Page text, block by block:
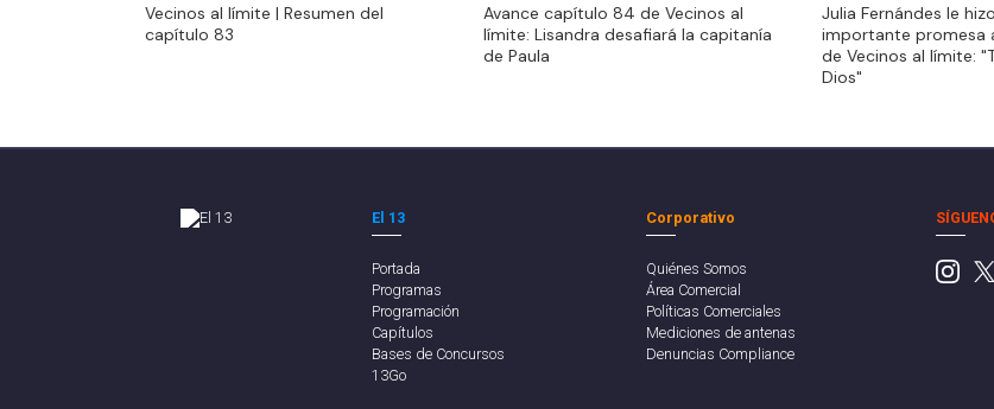
capítulo 83
Vecinos al límite | Resumen del
capítulo 83
límite: Lisandra desafiará la capitanía
de Paula
Avance capítulo 84 de Vecinos al
límite: Lisandra desafiará la capitanía
de Paula
importante promesa
de Vecinos al límite:
Dios"
Julia Fernándes le
importante promesa
de Vecinos al límite:
Dios"
El 13
Portada
Programas
Programación
Capítulos
Bases de Concursos
13Go
Corporativo
Quiénes Somos
Área Comercial
Políticas Comerciales
Mediciones de antenas
Denuncias Compliance